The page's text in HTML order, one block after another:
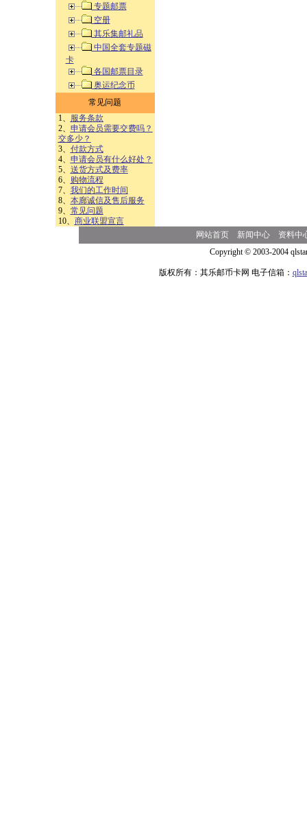
专题邮票
空册
其乐集邮礼品
中国全套专题磁
卡
各国邮票目录
奥运纪念币
常见问题
1、
服务条款
2、 申请会员需要交费吗？
交多少？
3、 付款方式
4、 申请会员有什么好处？
5、 送货方式及费率
6、
购物流程
7、 我们的工作时间
8、 本廊诚信及售后服务
9、 常见问题
10、 商业联盟宣言
网站首页 新闻中心
资料中
Copyright © 2003-2004
版权所有：其乐邮币卡网 电子信箱：